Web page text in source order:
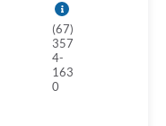
(67)
357
4-
163
0